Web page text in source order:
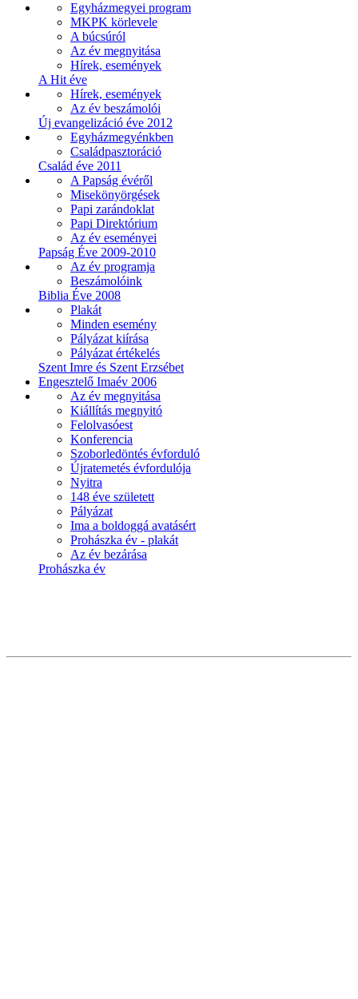
Egyházmegyei program
MKPK körlevele
A búcsúról
Az év megnyitása
Hírek, események
A Hit éve
Hírek, események
Az év beszámolói
Új evangelizáció éve 2012
Egyházmegyénkben
Családpasztoráció
Család éve 2011
A Papság évéről
Misekönyörgések
Papi zarándoklat
Papi Direktórium
Az év eseményei
Papság Éve 2009-2010
Az év programja
Beszámolóink
Biblia Éve 2008
Plakát
Minden esemény
Pályázat kiírása
Pályázat értékelés
Szent Imre és Szent Erzsébet
Engesztelő Imaév 2006
Az év megnyitása
Kiállítás megnyitó
Felolvasóest
Konferencia
Szoborledöntés évforduló
Újratemetés évfordulója
Nyitra
148 éve született
Pályázat
Ima a boldoggá avatásért
Prohászka év - plakát
Az év bezárása
Prohászka év